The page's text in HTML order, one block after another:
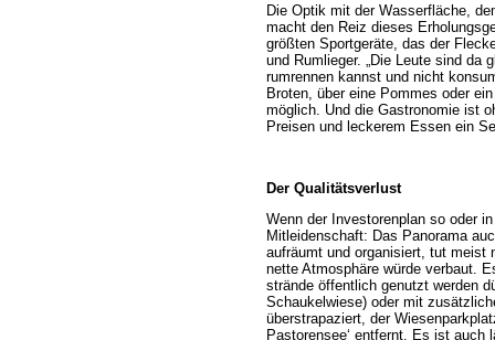
Die Optik mit der Wasserfläche,
macht den Reiz dieses
größten Sportgeräte, das der
und Rumlieger. „Die Leute sind
rumrennen kannst und nicht
Broten, über eine Pommes oder
möglich. Und die Gastronomie ist
Preisen und leckerem Essen ein
Der Qualitätsverlust
Wenn der Investorenplan so oder
Mitleidenschaft: Das Panorama
aufräumt und organisiert, tut meist
nette Atmosphäre würde verbaut.
strände öffentlich genutzt werden
Schaukelwiese) oder mit
überstrapaziert, der
Pastorensee‘ entfernt. Es ist auch